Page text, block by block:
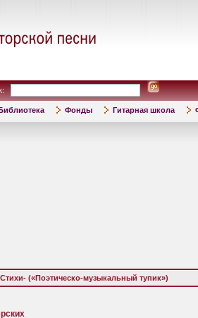
Фонды Гитарная школа
Стихи- («Поэтическо-музыкальный тупик»)